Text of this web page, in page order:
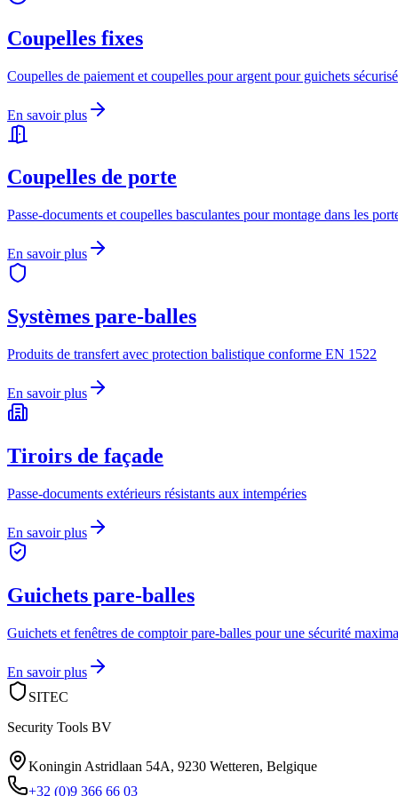
Coupelles fixes
Coupelles de paiement et coupelles pour argent pour guichets
En savoir plus
Coupelles de porte
Passe-documents et coupelles basculantes pour montage dans les
En savoir plus
Systèmes pare-balles
Produits de transfert avec protection balistique conforme EN 1522
En savoir plus
Tiroirs de façade
Passe-documents extérieurs résistants aux intempéries
En savoir plus
Guichets pare-balles
Guichets et fenêtres de comptoir pare-balles pour une sécurité
En savoir plus
SITEC
Security Tools BV
Koningin Astridlaan 54A, 9230 Wetteren, Belgique
+32 (0)9 366 66 03